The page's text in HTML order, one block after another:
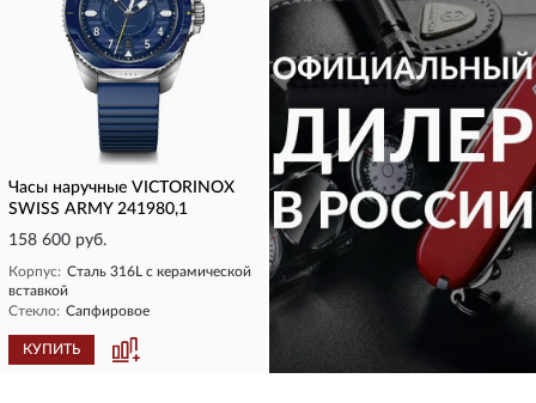
Часы наручные VICTORINOX
SWISS ARMY 241980,1
158 600 руб.
Корпус: Сталь 316L с керамической
вставкой
Стекло: Сапфировое
КУПИТЬ